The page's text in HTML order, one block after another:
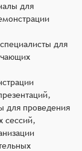
для
для
для проведения
сессий,